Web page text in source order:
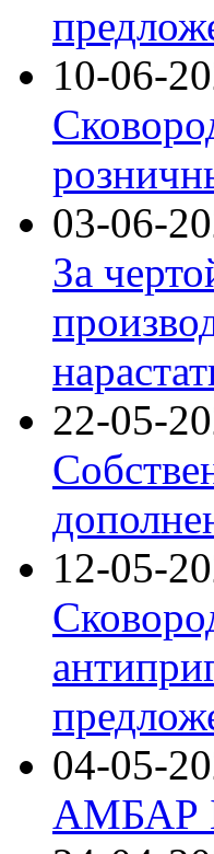
10-06-
03-06-
За
22-05-
12-05-
04-05-
АМБАР